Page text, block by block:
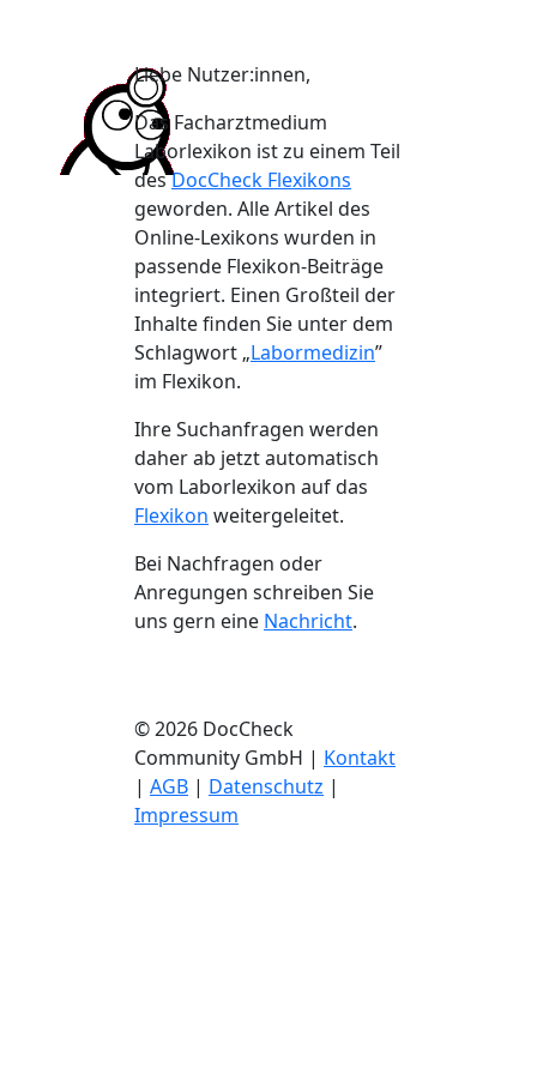
Liebe Nutzer:innen,
Das Facharztmedium
Laborlexikon ist zu einem Teil
desDocCheck Flexikons
geworden. Alle Artikel des
Online-Lexikons wurden in
passende Flexikon-Beiträge
integriert. Einen Großteil der
Inhalte finden Sie unter dem
Schlagwort „Labormedizin”
im Flexikon.
Ihre Suchanfragen werden
daher ab jetzt automatisch
vom Laborlexikon auf das
Flexikon weitergeleitet.
Bei Nachfragen oder
Anregungen schreiben Sie
uns gern eine Nachricht.
© 2026 DocCheck
Community GmbH | Kontakt
| AGB | Datenschutz |
Impressum